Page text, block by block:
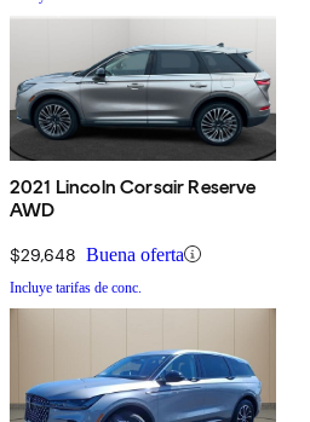
2021 Lincoln Corsair Reserve
AWD
$29,648 Buena oferta
Incluye tarifas de conc.